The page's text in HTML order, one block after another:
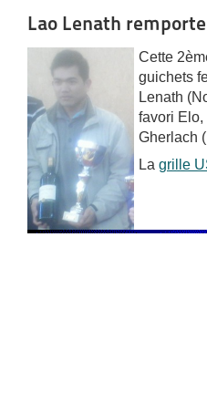
Lao Lenath
Cette
guichets
Lenath
favori Elo,
Gherlach
La grille